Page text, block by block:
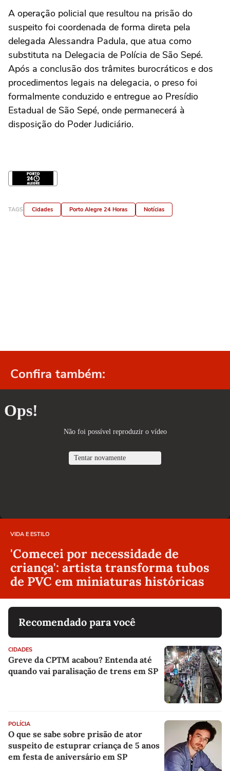
A operação policial que resultou na prisão do
suspeito foi coordenada de forma direta pela
delegada Alessandra Padula, que atua como
substituta na Delegacia de Polícia de São Sepé.
Após a conclusão dos trâmites burocráticos e dos
procedimentos legais na delegacia, o preso foi
formalmente conduzido e entregue ao Presídio
Estadual de São Sepé, onde permanecerá à
disposição do Poder Judiciário.
TAGS Cidades Porto Alegre 24 Horas Notícias
Confira também:
VIDA E ESTILO
'Comecei por necessidade de
criança': artista transforma tubos
de PVC em miniaturas históricas
Recomendado para você
CIDADES
Greve da CPTM acabou? Entenda até
quando vai paralisação de trens em SP
POLÍCIA
O que se sabe sobre prisão de ator
suspeito de estuprar criança de 5 anos
em festa de aniversário em SP